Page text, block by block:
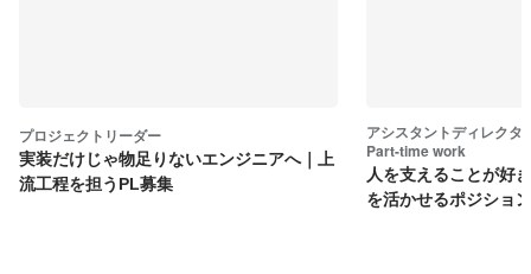
プロジェクトリーダー
実装だけじゃ物足りないエンジニアへ｜上
流工程を担うPL募集
アシスタントディレク
Part-time work
人を支えることが好
を活かせるポジショ